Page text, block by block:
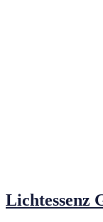
Lichtessenz